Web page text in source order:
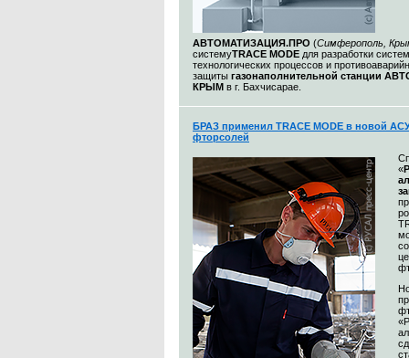
АВТОМАТИЗАЦИЯ.ПРО (Симферополь,
системуTRACE MODE для разработки
технологических процессов и
защиты газонаполнительной станции
КРЫМ в г. Бахчисарае.
БРАЗ применил TRACE MODE в новой
фторсолей
«